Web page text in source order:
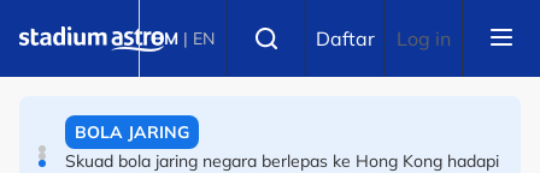
BM | EN Daftar Log in
Terbuka Korea Selatan: Wei Chong-Wooi Yik ikut jejak
BOLA JARING
Skuad bola jaring negara berlepas ke Hong Kong hadapi